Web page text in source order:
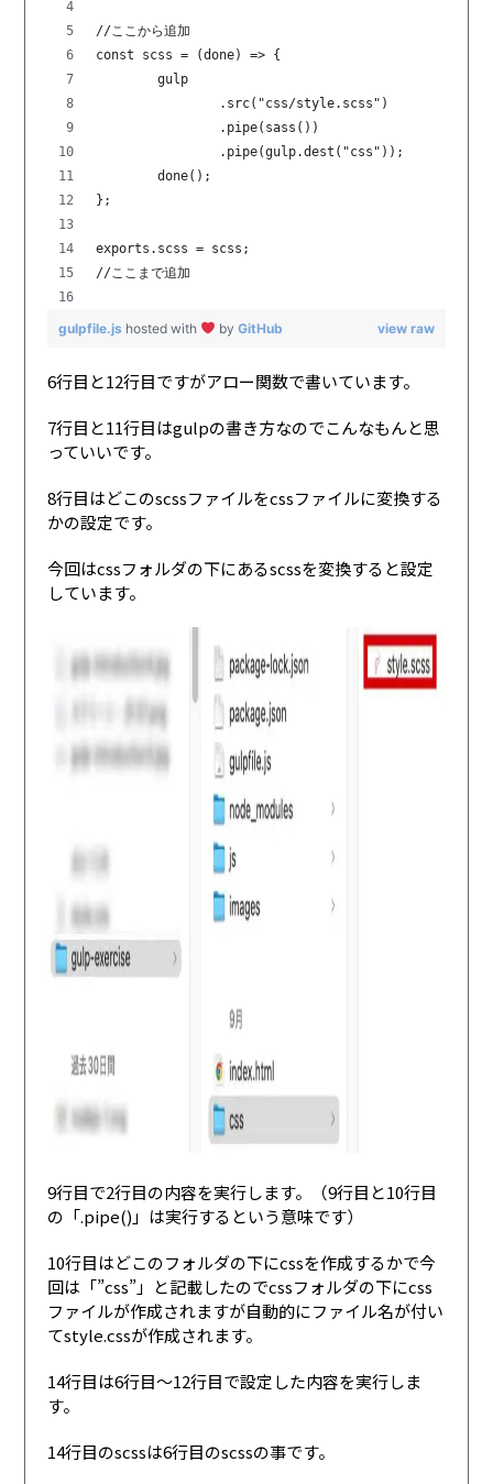
//ここから追加
const scss = (done) => {
	gulp
		.src("css/style.scss")
		.pipe(sass())
		.pipe(gulp.dest("css"));
	done();
};
exports.scss = scss;
//ここまで追加
view raw
gulpfile.js hosted with byGitHub
6行目と12行目ですがアロー関数で書いています。
7行目と11行目はgulpの書き方なのでこんなもんと思
っていいです。
8行目はどこのscssファイルをcssファイルに変換する
かの設定です。
今回はcssフォルダの下にあるscssを変換すると設定
しています。
9行目で2行目の内容を実行します。（9行目と10行目
の「.pipe()」は実行するという意味です）
10行目はどこのフォルダの下にcssを作成するかで今
回は「”css”」と記載したのでcssフォルダの下にcss
ファイルが作成されますが自動的にファイル名が付い
てstyle.cssが作成されます。
14行目は6行目〜12行目で設定した内容を実行しま
す。
14行目のscssは6行目のscssの事です。